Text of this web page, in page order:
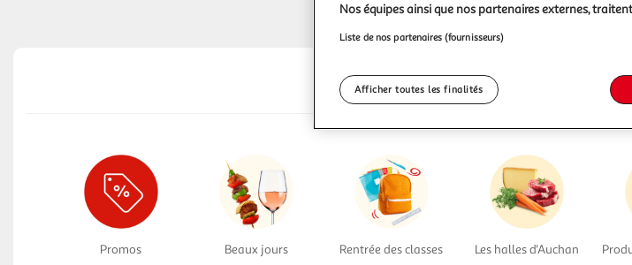
Nous vous invitons à lancer
... ou à trouver votre
Promos Beaux jours Rentrée des classes Les halles d'Auchan
Nos équipes ainsi que nos partenaires externes,
Liste de nos partenaires (fournisseurs)
Afficher toutes les finalités